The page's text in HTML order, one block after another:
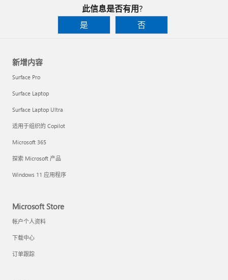
此信息是否有用?
是
否
新增内容
Surface Pro
Surface Laptop
Surface Laptop Ultra
适用于组织的 Copilot
Microsoft 365
探索 Microsoft 产品
Windows 11 应用程序
Microsoft Store
帐户个人资料
下载中心
订单跟踪